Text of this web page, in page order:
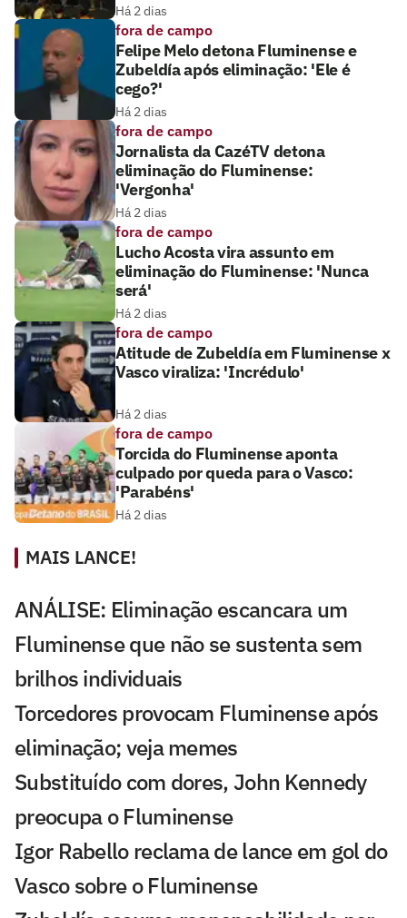
Há 2 dias
fora de campo
Felipe Melo detona Fluminense e
Zubeldía após eliminação: 'Ele é
cego?'
Há 2 dias
fora de campo
Jornalista da CazéTV detona
eliminação do Fluminense:
'Vergonha'
Há 2 dias
fora de campo
Lucho Acosta vira assunto em
eliminação do Fluminense: 'Nunca
será'
Há 2 dias
fora de campo
Atitude de Zubeldía em Fluminense x
Vasco viraliza: 'Incrédulo'
Há 2 dias
fora de campo
Torcida do Fluminense aponta
culpado por queda para o Vasco:
'Parabéns'
Há 2 dias
MAIS LANCE!
ANÁLISE: Eliminação escancara um
Fluminense que não se sustenta sem
brilhos individuais
Torcedores provocam Fluminense após
eliminação; veja memes
Substituído com dores, John Kennedy
preocupa o Fluminense
Igor Rabello reclama de lance em gol do
Vasco sobre o Fluminense